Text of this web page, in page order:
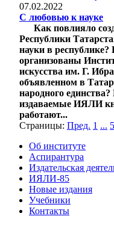
07.02.2022
С любовью к науке
Как повлияло
Республики
науки в
организованы
искусства им. Г.
объявленном в
народного
издаваемые ИЯЛИ
работают...
Страницы: Пред. 1 ...
Об институте
Аспирантура
Издательская
ИЯЛИ-85
Новые издания
Учебники
Контакты